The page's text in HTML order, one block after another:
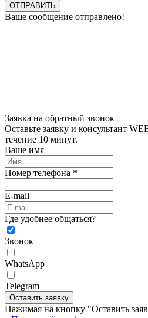
ОТПРАВИТЬ
Ваше сообщение отправлено!
Заявка на обратный звонок
Оставьте заявку и консультант
течение 10 минут.
Ваше имя
Номер телефона *
E-mail
Где удобнее общаться?
Звонок
WhatsApp
Telegram
Оставить заявку
Нажимая на кнопку "Оставить